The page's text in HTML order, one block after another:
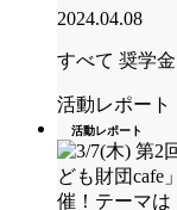
2024.04.08
すべて 奨学金
活動レポート
活動レポート